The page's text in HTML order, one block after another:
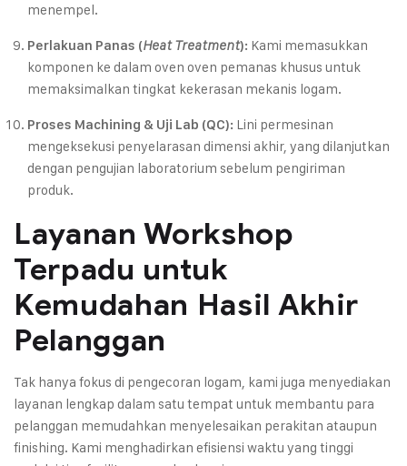
menempel.
Perlakuan Panas (Heat Treatment): Kami memasukkan
komponen ke dalam oven oven pemanas khusus untuk
memaksimalkan tingkat kekerasan mekanis logam.
Proses Machining & Uji Lab (QC): Lini permesinan
mengeksekusi penyelarasan dimensi akhir, yang dilanjutkan
dengan pengujian laboratorium sebelum pengiriman
produk.
Layanan Workshop
Terpadu untuk
Kemudahan Hasil Akhir
Pelanggan
Tak hanya fokus di pengecoran logam, kami juga menyediakan
layanan lengkap dalam satu tempat untuk membantu para
pelanggan memudahkan menyelesaikan perakitan ataupun
finishing. Kami menghadirkan efisiensi waktu yang tinggi